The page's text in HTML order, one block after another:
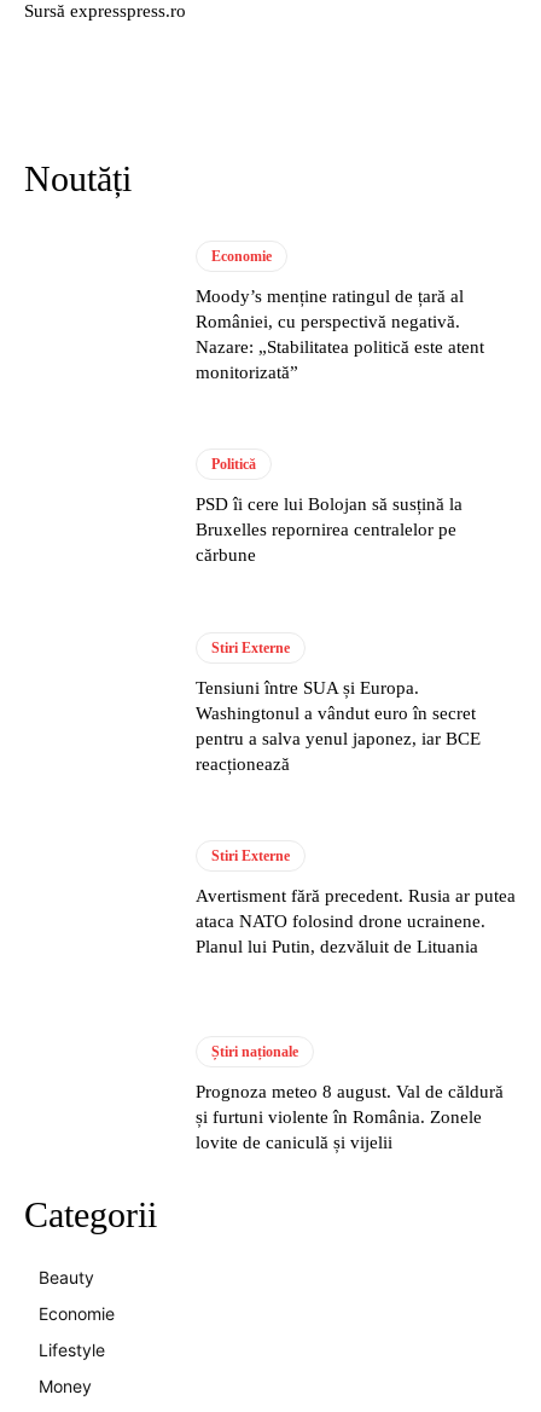
Sursă expresspress.ro
Noutăți
Economie
Moody’s menține ratingul de țară al
României, cu perspectivă negativă.
Nazare: „Stabilitatea politică este atent
monitorizată”
Politică
PSD îi cere lui Bolojan să susțină la
Bruxelles repornirea centralelor pe
cărbune
Stiri Externe
Tensiuni între SUA și Europa.
Washingtonul a vândut euro în secret
pentru a salva yenul japonez, iar BCE
reacționează
Stiri Externe
Avertisment fără precedent. Rusia ar putea
ataca NATO folosind drone ucrainene.
Planul lui Putin, dezvăluit de Lituania
Știri naționale
Prognoza meteo 8 august. Val de căldură
și furtuni violente în România. Zonele
lovite de caniculă și vijelii
Categorii
Beauty
Economie
Lifestyle
Money